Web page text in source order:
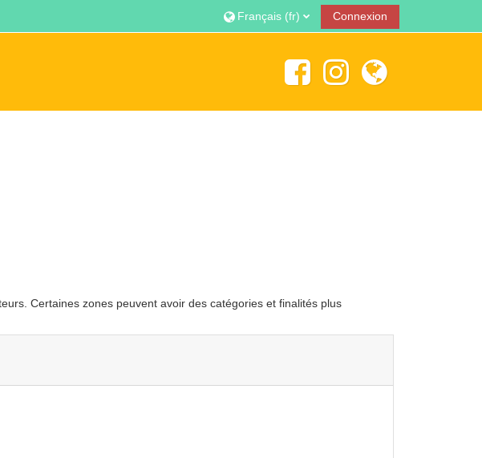
Français ‎(fr)‎
Connexion
Certaines zones peuvent avoir des catégories et finalités plus